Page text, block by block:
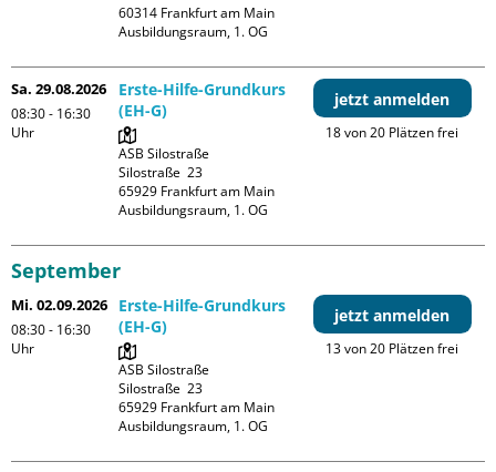
60314 Frankfurt am Main
Ausbildungsraum, 1. OG
Sa. 29.08.2026
08:30 - 16:30
Uhr
Erste-Hilfe-Grundkurs
(EH-G)
ASB Silostraße
Silostraße  23
65929 Frankfurt am Main
Ausbildungsraum, 1. OG
jetzt anmelden
18 von 20 Plätzen frei
September
Mi. 02.09.2026
08:30 - 16:30
Uhr
Erste-Hilfe-Grundkurs
(EH-G)
ASB Silostraße
Silostraße  23
65929 Frankfurt am Main
Ausbildungsraum, 1. OG
jetzt anmelden
13 von 20 Plätzen frei